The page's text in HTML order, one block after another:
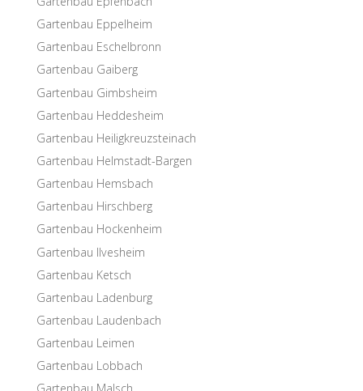
Garten­bau Eppelheim
Garten­bau Eschelbronn
Garten­bau Gaiberg
Garten­bau Gimbsheim
Garten­bau Heddesheim
Garten­bau Heiligkreuzsteinach
Garten­bau Helmstadt-Bargen
Garten­bau Hemsbach
Garten­bau Hirschberg
Garten­bau Hockenheim
Garten­bau Ilvesheim
Garten­bau Ketsch
Garten­bau Ladenburg
Garten­bau Laudenbach
Garten­bau Leimen
Garten­bau Lobbach